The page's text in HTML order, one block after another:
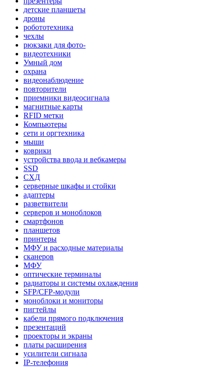
детские планшеты
дроны
робототехника
чехлы
рюкзаки для фото-
видеотехники
Умный дом
охрана
видеонаблюдение
повторители
приемники видеосигнала
магнитные карты
RFID метки
Компьютеры
сети и оргтехника
мыши
коврики
устройства ввода и вебкамеры
SSD
СХД
серверные шкафы и стойки
адаптеры
разветвители
серверов и моноблоков
смартфонов
планшетов
принтеры
МФУ и расходные материалы
сканеров
МФУ
оптические терминалы
радиаторы и системы охлаждения
SFP/CFP-модули
моноблоки и мониторы
пигтейлы
кабели прямого подключения
презентаций
проекторы и экраны
платы расширения
усилители сигнала
IP-телефония